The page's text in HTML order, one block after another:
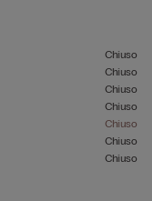
Chiuso
Chiuso
Chiuso
Chiuso
Chiuso
Chiuso
Chiuso